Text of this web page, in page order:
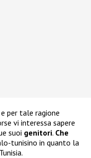
e per tale ragione
vi interessa sapere
suoi genitori. Che
tunisino in quanto la